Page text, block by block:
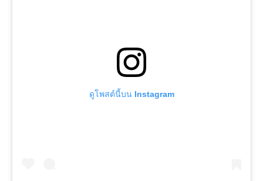
ดูโพสต์นี้บน Instagram